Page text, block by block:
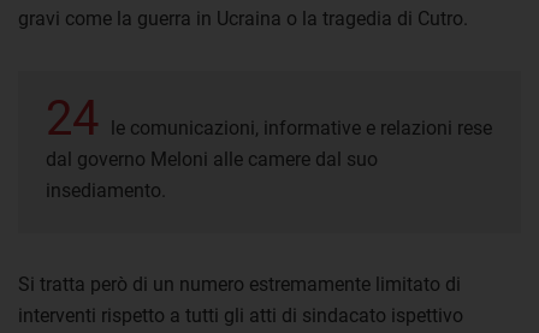
gravi come la guerra in Ucraina o la tragedia di Cutro.
24
le comunicazioni, informative e relazioni rese
dal governo Meloni alle camere dal suo
insediamento.
Si tratta però di un numero estremamente limitato di
interventi rispetto a tutti gli atti di sindacato ispettivo